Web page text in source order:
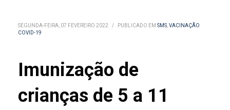
SEGUNDA-FEIRA, 07 FEVEREIRO 2022 / PUBLICADO EM SMS,VACINAÇÃO
COVID-19
Imunização de
crianças de 5 a 11